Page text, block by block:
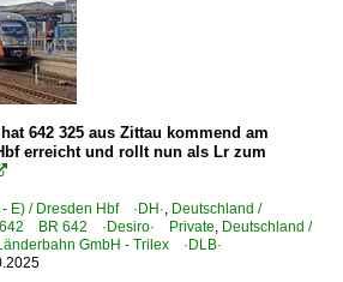
642 325 aus Zittau kommend am
erreicht und rollt nun als Lr zum
E) / Dresden Hbf ·DH· Deutschland /
642 BR 642 ·Desiro· Private Deutschland /
GmbH - Trilex ·DLB·